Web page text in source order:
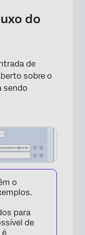
do
de
sobre o
sendo
o
para
de
é